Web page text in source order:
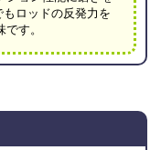
ロッドの反発力を
す。